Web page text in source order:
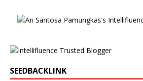
SEEDBACKLINK